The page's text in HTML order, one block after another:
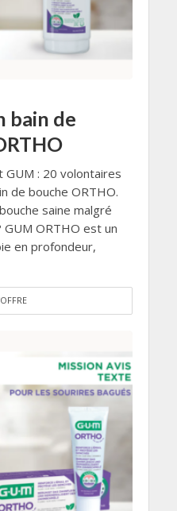
bain de
: 20 volontaires
de bouche ORTHO.
saine malgré
ORTHO est un
en profondeur,